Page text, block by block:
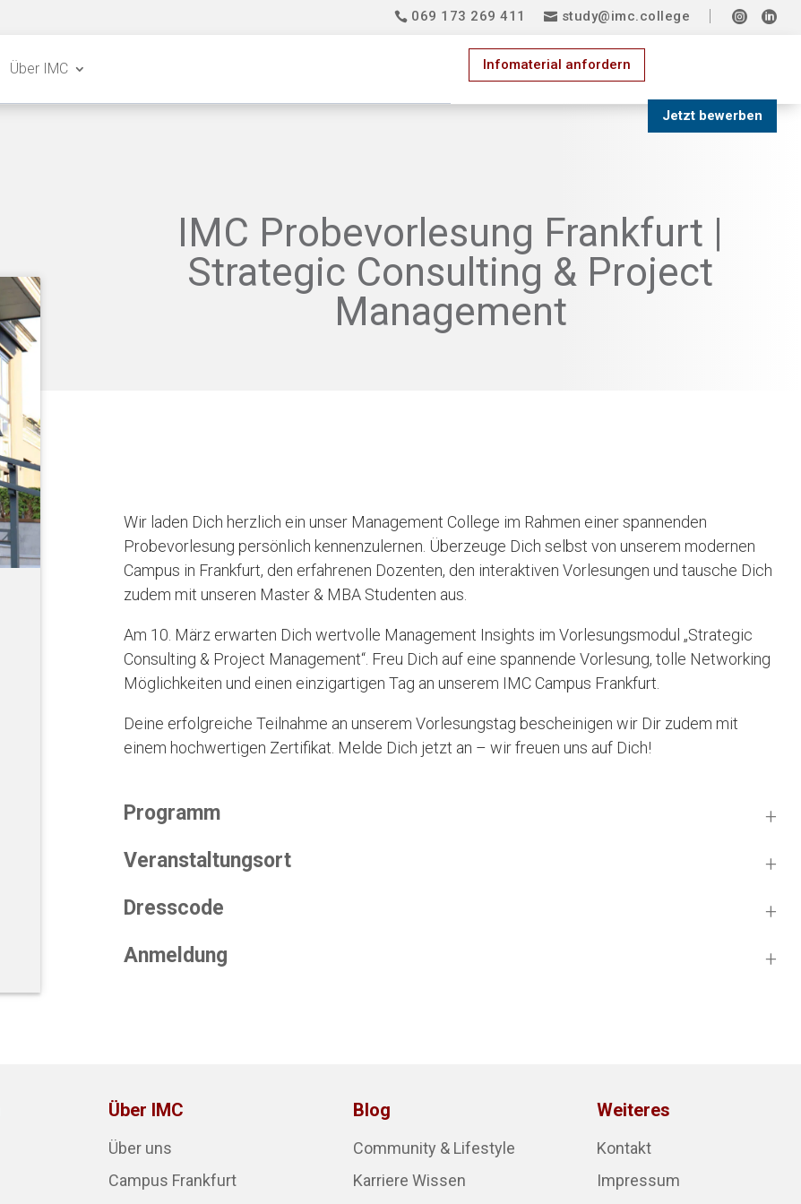


study@imc.college
069 173 269 411
Über IMC Infomaterial anfordern
Jetzt bewerben
IMC Probevorlesung Frankfurt |
Strategic Consulting & Project
Management
Wir laden Dich herzlich ein unser Management College im Rahmen einer spannenden
Probevorlesung persönlich kennenzulernen. Überzeuge Dich selbst von unserem modernen
Campus in Frankfurt, den erfahrenen Dozenten, den interaktiven Vorlesungen und tausche Dich
zudem mit unseren Master & MBA Studenten aus.
Am 10. März erwarten Dich wertvolle Management Insights im Vorlesungsmodul „Strategic
Consulting & Project Management“. Freu Dich auf eine spannende Vorlesung, tolle Networking
Möglichkeiten und einen einzigartigen Tag an unserem IMC Campus Frankfurt.
Deine erfolgreiche Teilnahme an unserem Vorlesungstag bescheinigen wir Dir zudem mit
einem hochwertigen Zertifikat. Melde Dich jetzt an – wir freuen uns auf Dich!
Programm
Veranstaltungsort
Dresscode
Anmeldung
Über IMC
Über uns
Campus Frankfurt
Blog
Community & Lifestyle
Karriere Wissen
Weiteres
Kontakt
Impressum